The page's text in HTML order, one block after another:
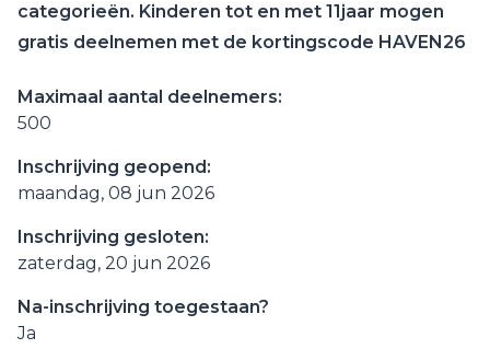
categorieën. Kinderen tot en met 11jaar mogen
gratis deelnemen met de kortingscode HAVEN26
Maximaal aantal deelnemers:
500
Inschrijving geopend:
maandag, 08 jun 2026
Inschrijving gesloten:
zaterdag, 20 jun 2026
Na-inschrijving toegestaan?
Ja